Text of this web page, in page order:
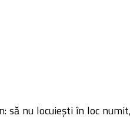
să nu locuieşti în loc